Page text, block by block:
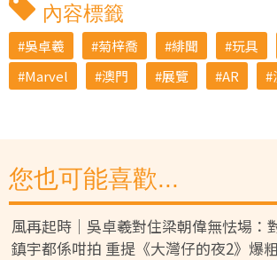
內容標籤
吳卓羲 菊梓喬 緋聞 玩具
Marvel
澳門 展覽 AR
您也可能喜歡...
風再起時｜吳卓羲對住梁朝偉無怯場：
鎮宇都係咁拍 重提《大灣仔的夜2》爆